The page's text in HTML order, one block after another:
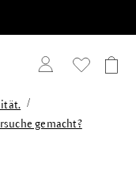
/
gemacht?